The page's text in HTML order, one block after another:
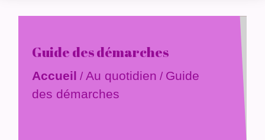
Guide des démarches
Accueil / Au quotidien / Guide
des démarches